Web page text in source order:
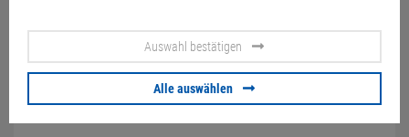
10057167
Glasscheibe fehlt, ohne Betriebssystem,
Festplatte/Festplattenrahmen fehlen
Auswahl bestätigen
Alle auswählen